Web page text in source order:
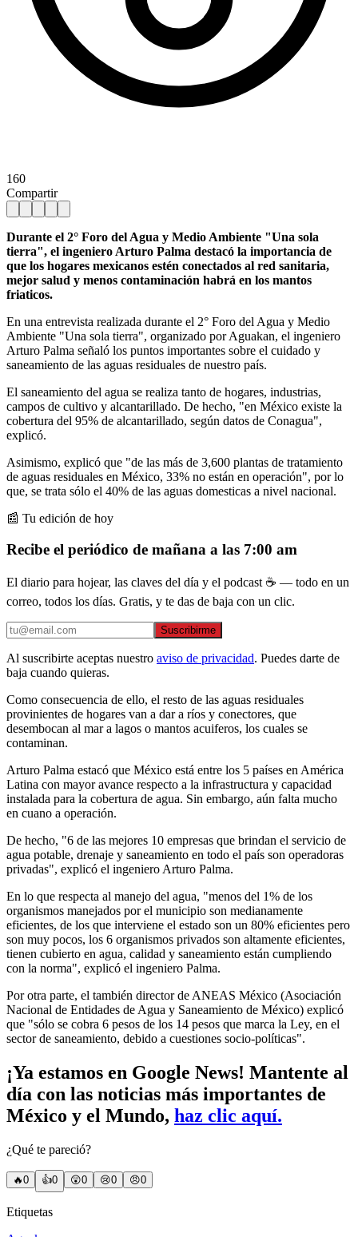
160
Compartir
Durante el 2° Foro del Agua y Medio Ambiente "Una sola
tierra", el ingeniero Arturo Palma destacó la importancia de
que los hogares mexicanos estén conectados al red sanitaria,
mejor salud y menos contaminación habrá en los mantos
friaticos.
En una entrevista realizada durante el 2° Foro del Agua y Medio
Ambiente "Una sola tierra", organizado por Aguakan, el ingeniero
Arturo Palma señaló los puntos importantes sobre el cuidado y
saneamiento de las aguas residuales de nuestro país.
El saneamiento del agua se realiza tanto de hogares, industrias,
campos de cultivo y alcantarillado. De hecho, "en México existe la
cobertura del 95% de alcantarillado, según datos de Conagua",
explicó.
Asimismo, explicó que "de las más de 3,600 plantas de tratamiento
de aguas residuales en México, 33% no están en operación", por lo
que, se trata sólo el 40% de las aguas domesticas a nivel nacional.
📰 Tu edición de hoy
Recibe el periódico de mañana a las 7:00 am
El diario para hojear, las claves del día y el podcast ☕ — todo en un
correo, todos los días. Gratis, y te das de baja con un clic.
Suscribirme
Al suscribirte aceptas nuestro aviso de privacidad. Puedes darte de
baja cuando quieras.
Como consecuencia de ello, el resto de las aguas residuales
provinientes de hogares van a dar a ríos y conectores, que
desembocan al mar a lagos o mantos acuiferos, los cuales se
contaminan.
Arturo Palma estacó que México está entre los 5 países en América
Latina con mayor avance respecto a la infrastructura y capacidad
instalada para la cobertura de agua. Sin embargo, aún falta mucho
en cuano a operación.
De hecho, "6 de las mejores 10 empresas que brindan el servicio de
agua potable, drenaje y saneamiento en todo el país son operadoras
privadas", explicó el ingeniero Arturo Palma.
En lo que respecta al manejo del agua, "menos del 1% de los
organismos manejados por el municipio son medianamente
eficientes, de los que interviene el estado son un 80% eficientes pero
son muy pocos, los 6 organismos privados son altamente eficientes,
tienen cubierto en agua, calidad y saneamiento están cumpliendo
con la norma", explicó el ingeniero Palma.
Por otra parte, el también director de ANEAS México (Asociación
Nacional de Entidades de Agua y Saneamiento de México) explicó
que "sólo se cobra 6 pesos de los 14 pesos que marca la Ley, en el
sector de saneamiento, debido a cuestiones socio-políticas".
¡Ya estamos en Google News! Mantente al
día con las noticias más importantes de
México y el Mundo, haz clic aquí.
¿Qué te pareció?
🔥0 👍0 😲0 😢0 😠0
Etiquetas